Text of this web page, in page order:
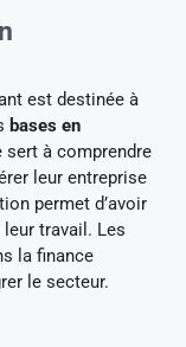
est destinée à
bases en
sert à comprendre
leur entreprise
permet d’avoir
travail. Les
la finance
le secteur.